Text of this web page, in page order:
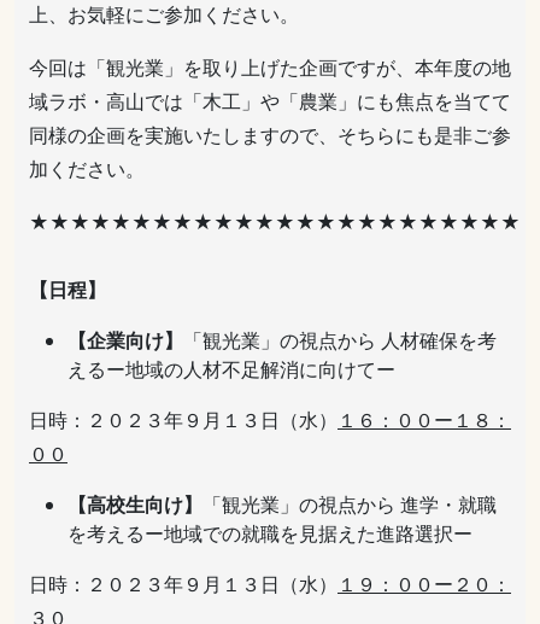
上、お気軽にご参加ください。
今回は「観光業」を取り上げた企画ですが、本年度の地
域ラボ・高山では「木工」や「農業」にも焦点を当てて
同様の企画を実施いたしますので、そちらにも是非ご参
加ください。
★★★★★★★★★★★★★★★★★★★★★★★★
【日程】
【企業向け】
「観光業」の視点から 人材確保を考
えるー地域の人材不足解消に向けてー
日時：２０２３年９月１３日（水）
１６：００ー１８：
００
【高校生向け】
「観光業」の視点から 進学・就職
を考えるー地域での就職を見据えた進路選択ー
日時：２０２３年９月１３日（水）
１９：００ー２０：
３０